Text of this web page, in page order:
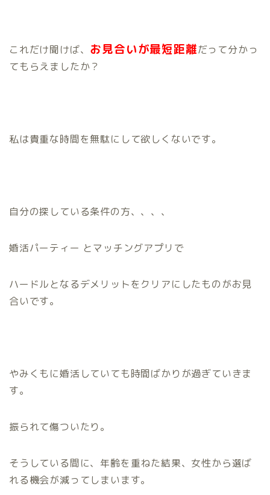
これだけ聞けば、 お見合いが最短距離だって分かっ
てもらえましたか？
私は貴重な時間を無駄にして欲しくないです。
自分の探している条件の方、、、、
婚活パーティー とマッチングアプリで
ハードルとなるデメリットをクリアにしたものがお見
合いです。
やみくもに婚活していても時間ばかりが過ぎていきま
す。
振られて傷ついたり。
そうしている間に、年齢を重ねた結果、女性から選ば
れる機会が減ってしまいます。